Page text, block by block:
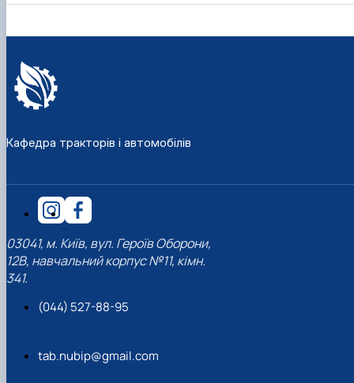
Кафедра тракторів і автомобілів
03041, м. Київ, вул. Героїв Оборони,
12В, навчальний корпус №11, кімн.
341.
(044) 527-88-95
tab.nubip@gmail.com